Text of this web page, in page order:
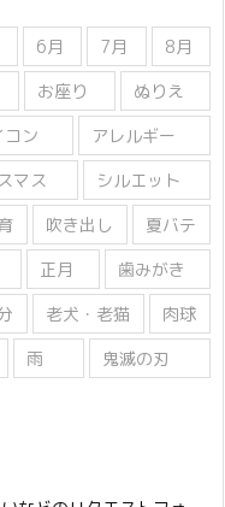
6月 7月
8月
お座り
ぬりえ
コン
アレルギー
マス
シルエット
吹き出し
夏バテ
正月
歯みがき
老犬・老猫
肉球
雨 鬼滅の刃